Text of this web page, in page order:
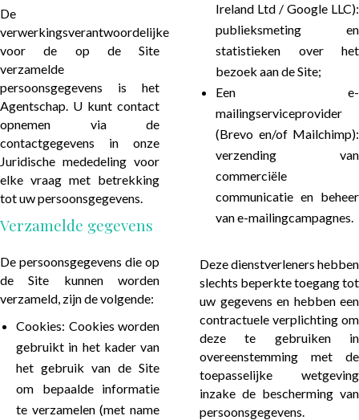
De
verwerkingsverantwoordelijke
voor de op de Site
verzamelde
persoonsgegevens is het
Agentschap. U kunt contact
opnemen via de
contactgegevens in onze
Juridische mededeling voor
elke vraag met betrekking
tot uw persoonsgegevens.
Verzamelde gegevens
De persoonsgegevens die op
de Site kunnen worden
verzameld, zijn de volgende:
Cookies: Cookies worden
gebruikt in het kader van
het gebruik van de Site
om bepaalde informatie
te verzamelen (met name
Ireland Ltd / Google LLC):
publieksmeting en
statistieken over het
bezoek aan de Site;
Een e-
mailingserviceprovider
(Brevo en/of Mailchimp):
verzending van
commerciële
communicatie en beheer
van e-mailingcampagnes.
Deze dienstverleners hebben
slechts beperkte toegang tot
uw gegevens en hebben een
contractuele verplichting om
deze te gebruiken in
overeenstemming met de
toepasselijke wetgeving
inzake de bescherming van
persoonsgegevens.